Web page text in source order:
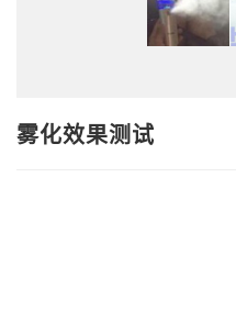
雾化效果测试